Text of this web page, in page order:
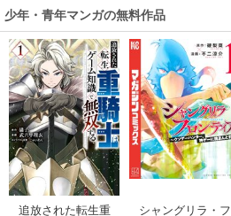
少年・青年マンガの無料作品
追放された転生重
シャングリラ・フ